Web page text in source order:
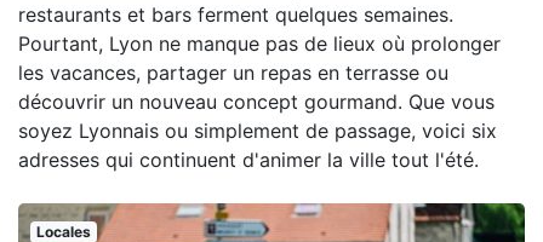
restaurants et bars ferment quelques semaines.
Pourtant, Lyon ne manque pas de lieux où prolonger
les vacances, partager un repas en terrasse ou
découvrir un nouveau concept gourmand. Que vous
soyez Lyonnais ou simplement de passage, voici six
adresses qui continuent d'animer la ville tout l'été.
Locales